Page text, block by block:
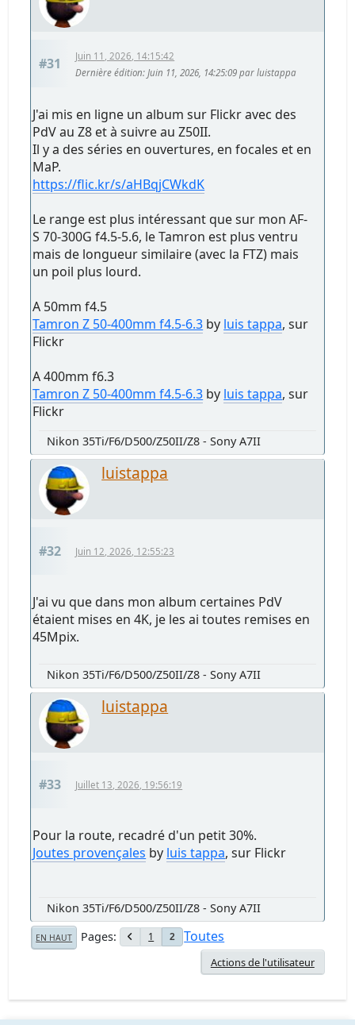
#31
Juin 11, 2026, 14:15:42
Dernière édition: Juin 11, 2026, 14:25:09 par luistappa
J'ai mis en ligne un album sur Flickr avec des
PdV au Z8 et à suivre au Z50II.
Il y a des séries en ouvertures, en focales et en
MaP.
https://flic.kr/s/aHBqjCWkdK
Le range est plus intéressant que sur mon AF-
S 70-300G f4.5-5.6, le Tamron est plus ventru
mais de longueur similaire (avec la FTZ) mais
un poil plus lourd.
A 50mm f4.5
Tamron Z 50-400mm f4.5-6.3 by luis tappa, sur
Flickr
A 400mm f6.3
Tamron Z 50-400mm f4.5-6.3 by luis tappa, sur
Flickr
Nikon 35Ti/F6/D500/Z50II/Z8 - Sony A7II
luistappa
#32 Juin 12, 2026, 12:55:23
J'ai vu que dans mon album certaines PdV
étaient mises en 4K, je les ai toutes remises en
45Mpix.
Nikon 35Ti/F6/D500/Z50II/Z8 - Sony A7II
luistappa
#33 Juillet 13, 2026, 19:56:19
Pour la route, recadré d'un petit 30%.
Joutes provençales by luis tappa, sur Flickr
Nikon 35Ti/F6/D500/Z50II/Z8 - Sony A7II
EN HAUT Pages 1 2 Toutes
Actions de l'utilisateur